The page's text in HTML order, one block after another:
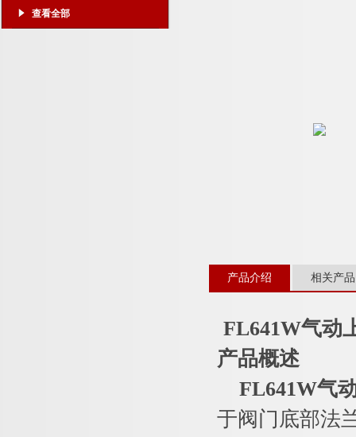
查看全部
产品介绍 相关产品
FL641W气动
产品概述
FL641W气
于阀门底部法